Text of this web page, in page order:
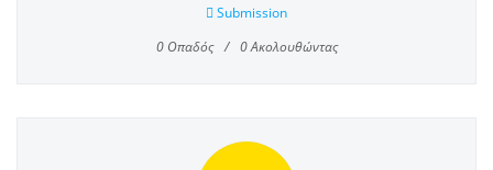
Submission
0Οπαδός 0Ακολουθώντας